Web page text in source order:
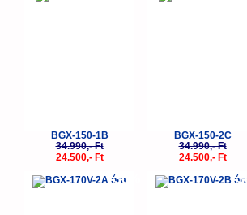
BGX-150-1B
34.990,- Ft
24.500,- Ft
BGX-150-2C
34.990,- Ft
24.500,- Ft
-30% -